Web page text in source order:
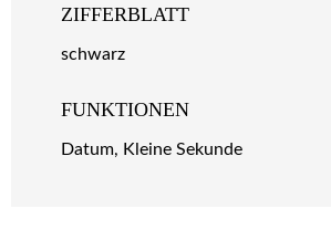
ZIFFERBLATT
schwarz
FUNKTIONEN
Datum, Kleine Sekunde